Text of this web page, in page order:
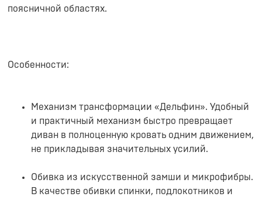
поясничной областях.
Особенности:
Механизм трансформации «Дельфин». Удобный
и практичный механизм быстро превращает
диван в полноценную кровать одним движением,
не прикладывая значительных усилий.
Обивка из искусственной замши и микрофибры.
В качестве обивки спинки, подлокотников и